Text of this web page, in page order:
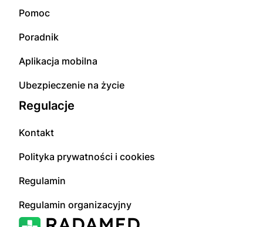
Pomoc
Poradnik
Aplikacja mobilna
Ubezpieczenie na życie
Regulacje
Kontakt
Polityka prywatności i cookies
Regulamin
Regulamin organizacyjny